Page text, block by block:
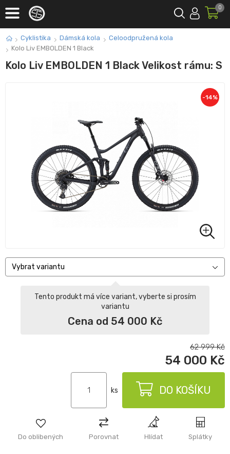
0
Cyklistika Dámská kola
Celoodpružená kola
Kolo Liv EMBOLDEN 1 Black
Kolo Liv EMBOLDEN 1 Black Velikost rámu: S
-14%
Do oblibených Porovnat Hlídat Splátky
Vybrat variantu
Tento produkt má více variant, vyberte si prosím
variantu
Cena od 54 000 Kč
62 999Kč
54 000 Kč
ks DO KOŠÍKU